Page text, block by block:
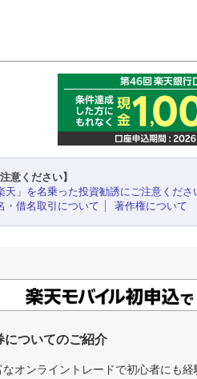
注意ください】
天」を名乗った投資勧誘にご注意くださ
・借名取引について
著作権について
についてのご紹介
オンライントレードで初心者にも